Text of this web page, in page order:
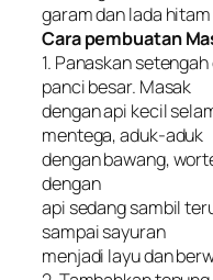
garam dan lada
Cara pembuatan
1. Panaskan
panci besar. Masak
dengan api kecil
mentega, aduk-aduk
dengan bawang,
dengan
api sedang sambil
sampai sayuran
menjadi layu dan